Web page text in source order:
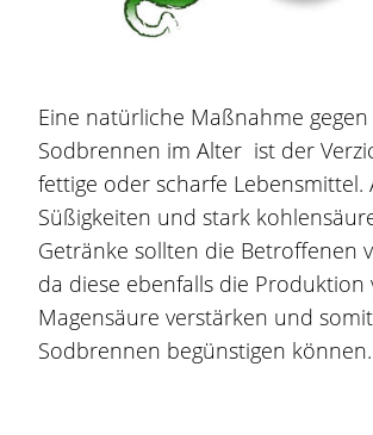
Eine natürliche Maßnahme gegen
Sodbrennen im Alter ist der
fettige oder scharfe Lebensmittel.
Süßigkeiten und stark
Getränke sollten die Betroffenen
da diese ebenfalls die Produktion
Magensäure verstärken und somit
Sodbrennen begünstigen können.